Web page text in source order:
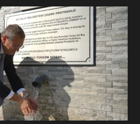
SU MİRASI İÇİN
GEÇİYOR: GÖZLER
2026’DA TÜRK BAHARATI
TEMSİL ETTİ?